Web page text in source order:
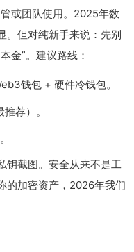
或团队使用。2025年数
。但对纯新手来说：先别
金”。建议路线：
钱包 + 硬件冷钱包。
荐）。
钥截图。安全从来不是工
的加密资产，2026年我们